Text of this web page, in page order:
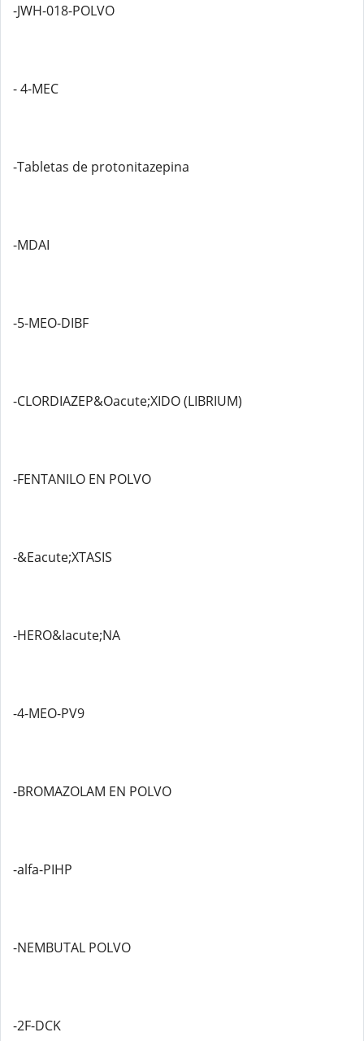
-JWH-018-POLVO
- 4-MEC
-Tabletas de protonitazepina
-MDAI
-5-MEO-DIBF
-CLORDIAZEP&Oacute;XIDO (LIBRIUM)
-FENTANILO EN POLVO
-&Eacute;XTASIS
-HERO&Iacute;NA
-4-MEO-PV9
-BROMAZOLAM EN POLVO
-alfa-PIHP
-NEMBUTAL POLVO
-2F-DCK